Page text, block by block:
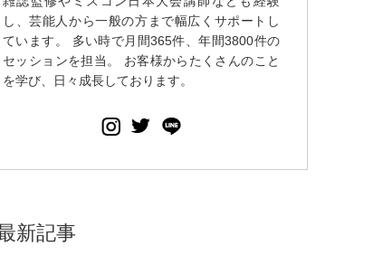
し、芸能人から一般の方まで幅広くサポートし
ています。 多い時で月間365件、年間3800件の
セッションを担当。 お客様からたくさんのこと
を学び、日々成長しております。
新記事